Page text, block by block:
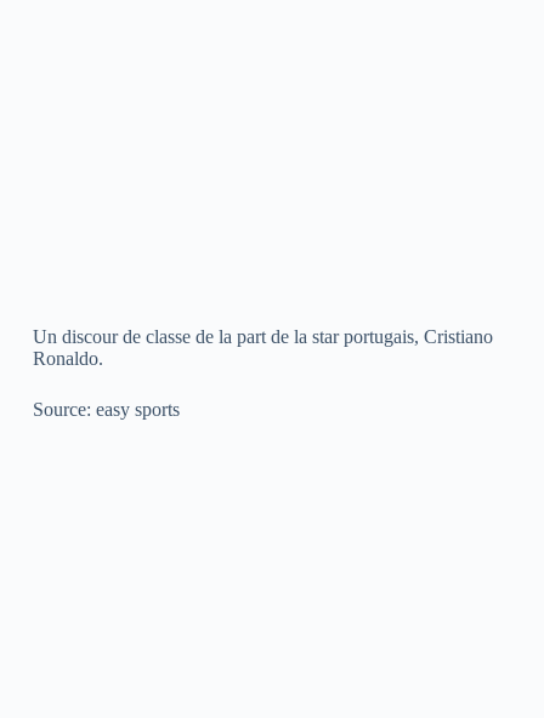
Un discour de classe de la part de la star portugais, Cristiano
Ronaldo.
Source: easy sports